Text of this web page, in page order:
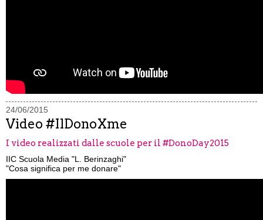
24/06/2015
Video #IlDonoXme
I video realizzati dalle scuole per il #DonoDay2015
IIC Scuola Media "L. Berinzaghi"
"Cosa significa per me donare"